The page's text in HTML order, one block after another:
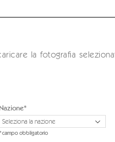
la fotografia
Nazione*
*campo obbligatorio